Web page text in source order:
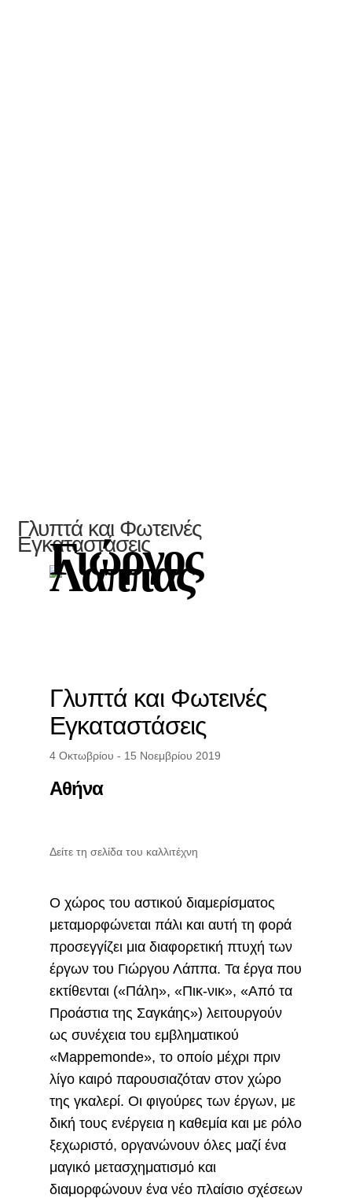
Γλυπτά και Φωτεινές
Εγκαταστάσεις
Γιώργος
Λάππας
Γλυπτά και Φωτεινές
Εγκαταστάσεις
4 Οκτωβρίου - 15 Νοεμβρίου 2019
Αθήνα
Δείτε τη σελίδα του καλλιτέχνη
Ο χώρος του αστικού διαμερίσματος
μεταμορφώνεται πάλι και αυτή τη φορά
προσεγγίζει μια διαφορετική πτυχή των
έργων του Γιώργου Λάππα. Τα έργα που
εκτίθενται («Πάλη», «Πικ-νικ», «Από τα
Προάστια της Σαγκάης») λειτουργούν
ως συνέχεια του εμβληματικού
«Mappemonde», το οποίο μέχρι πριν
λίγο καιρό παρουσιαζόταν στον χώρο
της γκαλερί. Οι φιγούρες των έργων, με
δική τους ενέργεια η καθεμία και με ρόλο
ξεχωριστό, οργανώνουν όλες μαζί ένα
μαγικό μετασχηματισμό και
διαμορφώνουν ένα νέο πλαίσιο σχέσεων